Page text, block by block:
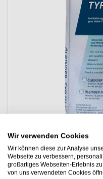
59,74 €**
53,76 €
Wir verwenden Cookies
Wir können diese zur Analyse
Webseite zu verbessern,
großartiges Webseiten-Erlebnis
von uns verwendeten Cookies